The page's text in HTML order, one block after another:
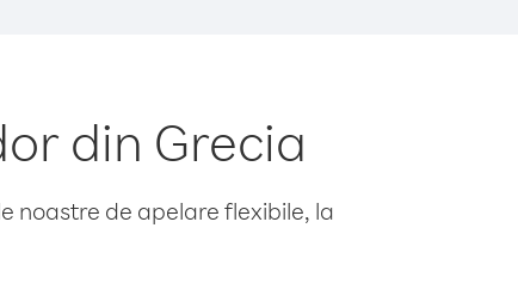
din Grecia
noastre de apelare flexibile, la